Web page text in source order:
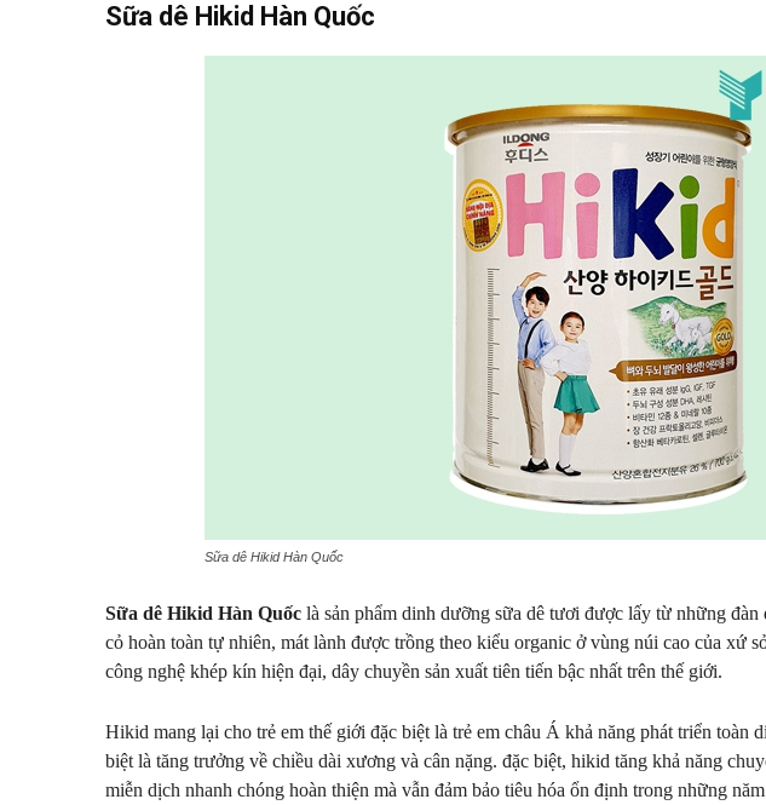
Sữa dê Hikid Hàn Quốc
Sữa dê Hikid Hàn Quốc
Sữa dê Hikid Hàn Quốc là sản phẩm dinh dưỡng sữa dê tươi được lấy từ những
cỏ hoàn toàn tự nhiên, mát lành được trồng theo kiểu organic ở vùng núi cao của xứ
công nghệ khép kín hiện đại, dây chuyền sản xuất tiên tiến bậc nhất trên thế giới.
Hikid mang lại cho trẻ em thế giới đặc biệt là trẻ em châu Á khả năng phát triển toàn
biệt là tăng trưởng về chiều dài xương và cân nặng. đặc biệt, hikid tăng khả năng
miễn dịch nhanh chóng hoàn thiện mà vẫn đảm bảo tiêu hóa ổn định trong những